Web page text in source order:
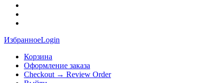
ИзбранноеLogin
Корзина
Оформление заказа
Checkout → Review Order